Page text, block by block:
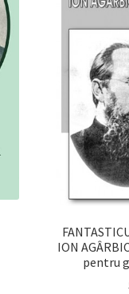
ION
pentru